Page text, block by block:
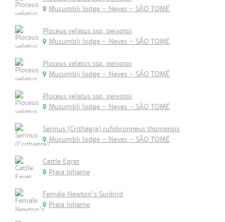
Mucumbli lodge - Neves - SÃO TOMÉ
Ploceus velatus ssp. peixotoi
Mucumbli lodge - Neves - SÃO TOMÉ
Ploceus velatus ssp. peixotoi
Mucumbli lodge - Neves - SÃO TOMÉ
Ploceus velatus ssp. peixotoi
Mucumbli lodge - Neves - SÃO TOMÉ
Serinus (Crithagra) rufobrunneus thomensis
Mucumbli lodge - Neves - SÃO TOMÉ
Cattle Egret
Praia Inhame
Female Newton's Sunbird
Praia Inhame